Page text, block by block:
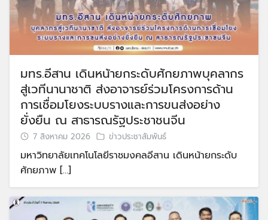
มทร.อีสาน เดินหน้ายกระดับศักยภาพบุคลากร
สู่เวทีนานาชาติ ส่งอาจารย์ร่วมโครงการด้าน
การเชื่อมโยงระบบรางและการขนส่งอย่าง
ยั่งยืน ณ สาธารณรัฐประชาชนจีน
7 สิงหาคม 2026 ข่าวประชาสัมพันธ์
มหาวิทยาลัยเทคโนโลยีราชมงคลอีสาน เดินหน้ายกระดับ
ศักยภาพ […]